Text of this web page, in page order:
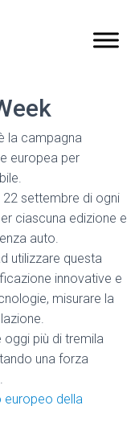
la campagna
europea per
22 settembre di ogni
ciascuna edizione e
auto.
utilizzare questa
innovative e
misurare la
più di tremila
una forza
europeo della